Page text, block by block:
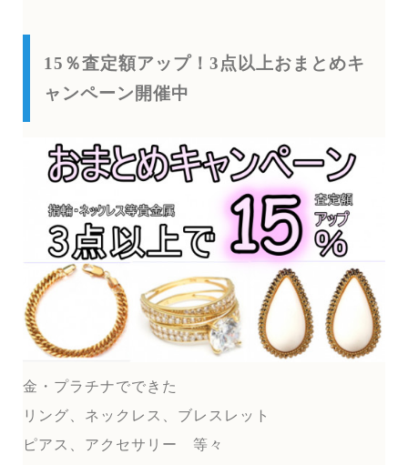
15％査定額アップ！3点以上おまとめキ
ャンペーン開催中
金・プラチナでできた
リング、ネックレス、ブレスレット
ピアス、アクセサリー 等々